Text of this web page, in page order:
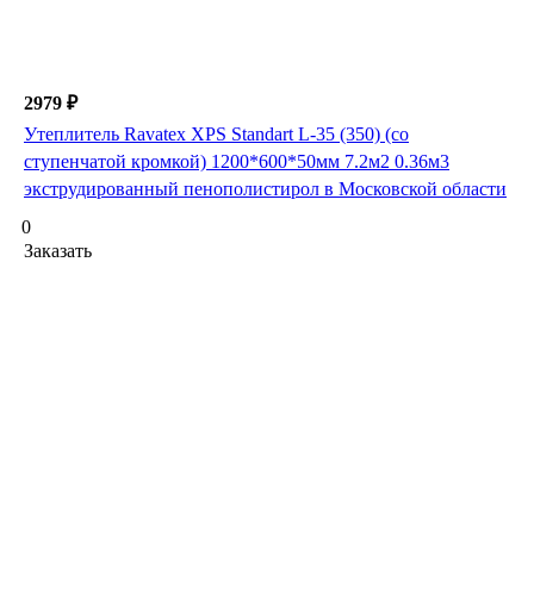
2979 ₽
Утеплитель Ravatex XPS Standart L-35 (350) (со
ступенчатой кромкой) 1200*600*50мм 7.2м2 0.36м3
экструдированный пенополистирол в Московской области
0
Заказать